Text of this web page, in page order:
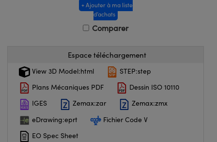
+ Ajouter à ma liste
d’achats
Comparer
Espace téléchargement
View 3D Model:html
STEP:step
Plans Mécaniques PDF
Dessin ISO 10110
IGES
Zemax:zar
Zemax:zmx
eDrawing:eprt
Fichier Code V
EO Spec Sheet